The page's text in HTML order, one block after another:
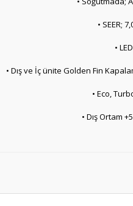
• SEER;
•
• Dış ve İç ünite Golden Fin
• Eco,
• Dış Ortam